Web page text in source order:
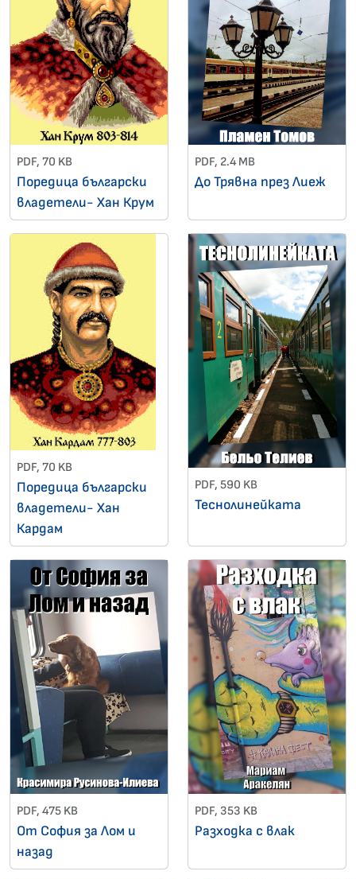
PDF, 70 KB
Поредица български
владетели- Хан Крум
PDF, 2.4 MB
До Трявна през Лиеж
PDF, 70 KB
Поредица български
владетели- Хан
Кардам
PDF, 590 KB
Теснолинейката
PDF, 475 KB
От София за Лом и
назад
PDF, 353 KB
Разходка с влак